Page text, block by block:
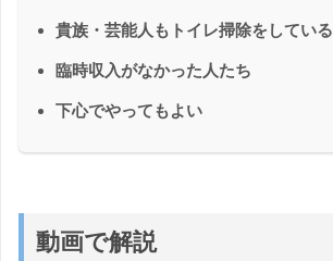
貴族・芸能人もトイレ掃除をしている
臨時収入がなかった人たち
下心でやってもよい
動画で解説